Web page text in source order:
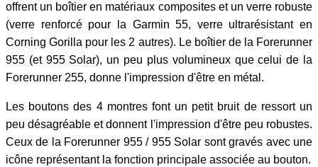
offrent un boîtier en matériaux composites et un verre robuste
(verre renforcé pour la Garmin 55, verre ultrarésistant en
Corning Gorilla pour les 2 autres). Le boîtier de la Forerunner
955 (et 955 Solar), un peu plus volumineux que celui de la
Forerunner 255, donne l'impression d'être en métal.
Les boutons des 4 montres font un petit bruit de ressort un
peu désagréable et donnent l'impression d'être peu robustes.
Ceux de la Forerunner 955 / 955 Solar sont gravés avec une
icône représentant la fonction principale associée au bouton.